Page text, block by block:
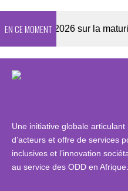
EN CE MOMENT2026 sur la maturité
Une initiative globale
d’acteurs et offre de services
inclusives et l’innovation
au service des ODD en Afrique.